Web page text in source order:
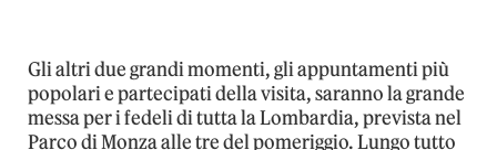
Gli altri due grandi momenti, gli appuntamenti più
popolari e partecipati della visita, saranno la grande
messa per i fedeli di tutta la Lombardia, prevista nel
Parco di Monza alle tre del pomeriggio. Lungo tutto